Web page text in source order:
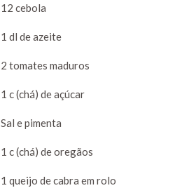
12 cebola
1 dl de azeite
2 tomates maduros
1 c (chá) de açúcar
Sal e pimenta
1 c (chá) de oregãos
1 queijo de cabra em rolo